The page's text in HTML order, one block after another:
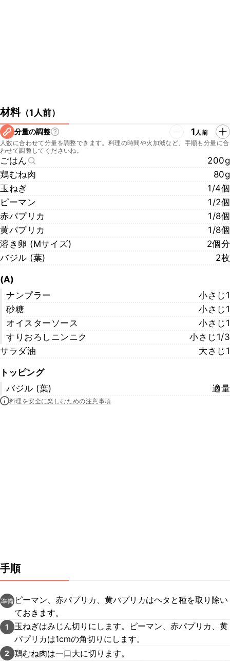
材料（1人前）
分量の調整 1人前
人数に合わせて分量を調整できます。料理の時間や火加減など、手順も分量に合
わせて調整してくださいね。
ごはん
200g
鶏むね肉
80g
玉ねぎ
1/4個
ピーマン
1/2個
赤パプリカ
1/8個
黄パプリカ
1/8個
溶き卵 (Mサイズ)
2個分
バジル (葉)
2枚
(A)
ナンプラー
小さじ1
砂糖
小さじ1
オイスターソース
小さじ1
すりおろしニンニク
小さじ1/3
サラダ油
大さじ1
トッピング
バジル (葉)
適量
料理を安全に楽しむための注意事項
手順
準備 ピーマン、赤パプリカ、黄パプリカはヘタと種を取り除い
ておきます。
1
玉ねぎはみじん切りにします。ピーマン、赤パプリカ、黄
パプリカは1cmの角切りにします。
2 鶏むね肉は一口大に切ります。